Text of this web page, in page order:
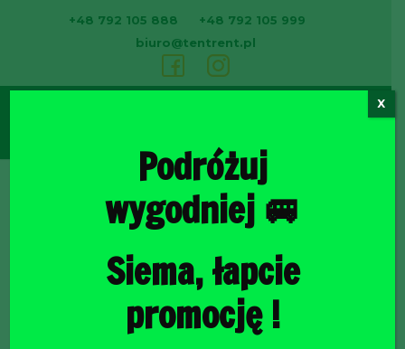
+48 792 105 888
+48 792 105 999
biuro@tentrent.pl
Podróżuj
wygodniej 🚐
Siema, łapcie
promocję !
X